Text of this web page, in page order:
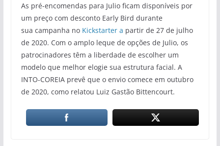
As pré-encomendas para Julio ficam disponíveis por
um preço com desconto Early Bird durante
sua campanha no Kickstarter a partir de 27 de julho
de 2020. Com o amplo leque de opções de Julio, os
patrocinadores têm a liberdade de escolher um
modelo que melhor elogie sua estrutura facial. A
INTO-COREIA prevê que o envio comece em outubro
de 2020, como relatou Luiz Gastão Bittencourt.